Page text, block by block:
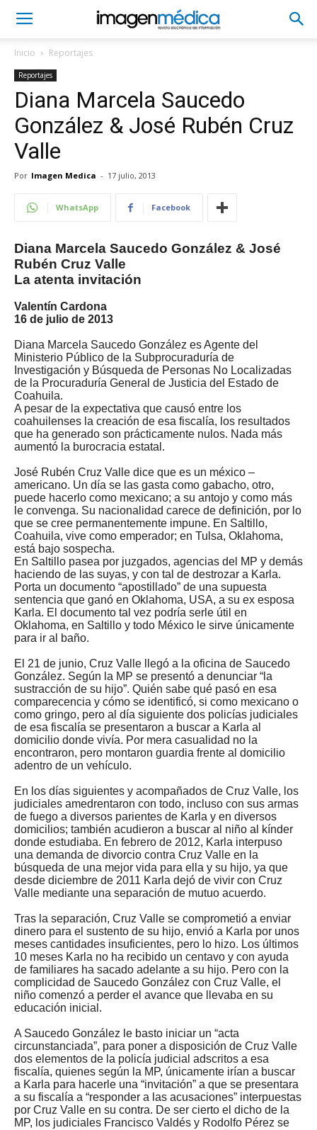
Inicio Reportajes
Reportajes
Diana Marcela Saucedo
González & José Rubén Cruz
Valle
Por Imagen Medica - 17 julio, 2013
WhatsApp Facebook
Diana Marcela Saucedo González & José
Rubén Cruz Valle
La atenta invitación
Valentín Cardona
16 de julio de 2013
Diana Marcela Saucedo González es Agente del
Ministerio Público de la Subprocuraduría de
Investigación y Búsqueda de Personas No Localizadas
de la Procuraduría General de Justicia del Estado de
Coahuila.
A pesar de la expectativa que causó entre los
coahuilenses la creación de esa fiscalía, los resultados
que ha generado son prácticamente nulos. Nada más
aumentó la burocracia estatal.
José Rubén Cruz Valle dice que es un méxico –
americano. Un día se las gasta como gabacho, otro,
puede hacerlo como mexicano; a su antojo y como más
le convenga. Su nacionalidad carece de definición, por lo
que se cree permanentemente impune. En Saltillo,
Coahuila, vive como emperador; en Tulsa, Oklahoma,
está bajo sospecha.
En Saltillo pasea por juzgados, agencias del MP y demás
haciendo de las suyas, y con tal de destrozar a Karla.
Porta un documento “apostillado” de una supuesta
sentencia que ganó en Oklahoma, USA, a su ex esposa
Karla. El documento tal vez podría serle útil en
Oklahoma, en Saltillo y todo México le sirve únicamente
para ir al baño.
El 21 de junio, Cruz Valle llegó a la oficina de Saucedo
González. Según la MP se presentó a denunciar “la
sustracción de su hijo”. Quién sabe qué pasó en esa
comparecencia y cómo se identificó, si como mexicano o
como gringo, pero al día siguiente dos policías judiciales
de esa fiscalía se presentaron a buscar a Karla al
domicilio donde vivía. Por mera casualidad no la
encontraron, pero montaron guardia frente al domicilio
adentro de un vehículo.
En los días siguientes y acompañados de Cruz Valle, los
judiciales amedrentaron con todo, incluso con sus armas
de fuego a diversos parientes de Karla y en diversos
domicilios; también acudieron a buscar al niño al kínder
donde estudiaba. En febrero de 2012, Karla interpuso
una demanda de divorcio contra Cruz Valle en la
búsqueda de una mejor vida para ella y su hijo, ya que
desde diciembre de 2011 Karla dejó de vivir con Cruz
Valle mediante una separación de mutuo acuerdo.
Tras la separación, Cruz Valle se comprometió a enviar
dinero para el sustento de su hijo, envió a Karla por unos
meses cantidades insuficientes, pero lo hizo. Los últimos
10 meses Karla no ha recibido un centavo y con ayuda
de familiares ha sacado adelante a su hijo. Pero con la
complicidad de Saucedo González con Cruz Valle, el
niño comenzó a perder el avance que llevaba en su
educación inicial.
A Saucedo González le basto iniciar un “acta
circunstanciada”, para poner a disposición de Cruz Valle
dos elementos de la policía judicial adscritos a esa
fiscalía, quienes según la MP, únicamente irían a buscar
a Karla para hacerle una “invitación” a que se presentara
a su fiscalía a “responder a las acusaciones” interpuestas
por Cruz Valle en su contra. De ser cierto el dicho de la
MP, los judiciales Francisco Valdés y Rodolfo Pérez se